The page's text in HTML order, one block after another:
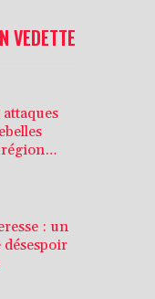
VEDETTE
: un
désespoir